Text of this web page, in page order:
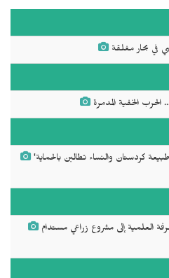
في بحار مغلقة
الحرب الخفية المدمرة
كردستان والنساء تطالبن بالحماية'
العلمية إلى مشروع زراعي مستدام